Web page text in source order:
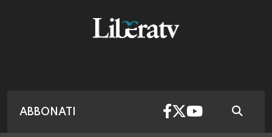
ABBONATI